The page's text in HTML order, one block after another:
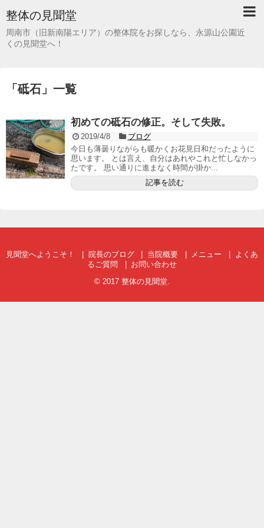
整体の見聞堂
周南市（旧新南陽エリア）の整体院をお探しなら、永源山公園近
くの見聞堂へ！
「 砥石 」 一覧
初めての砥石の修正。そして失敗。
2019/4/8
ブログ
今日も薄曇りながらも暖かくお花見日和だったように
思います。 とは言え、自分はあれやこれと忙しなかっ
たです。 思い通りに進まなく時間が掛か...
記事を読む
見聞堂へようこそ！ 院長のブログ 当院概要 メニュー
よくあ
るご質問
お問い合わせ
© 2017 整体の見聞堂.